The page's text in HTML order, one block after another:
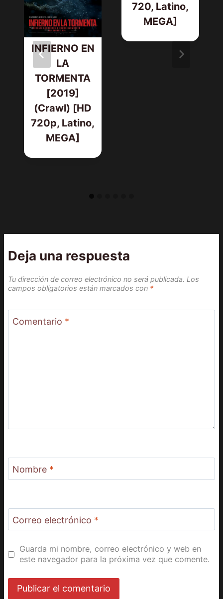
INFIERNO EN
LA
TORMENTA
[2019]
(Crawl) [HD
720p, Latino,
MEGA]
720, Latino,
MEGA]
Deja una respuesta
Tu dirección de correo electrónico no será publicada. Los
campos obligatorios están marcados con *
Comentario *
Nombre *
Correo electrónico *
Guarda mi nombre, correo electrónico y web en
este navegador para la próxima vez que comente.